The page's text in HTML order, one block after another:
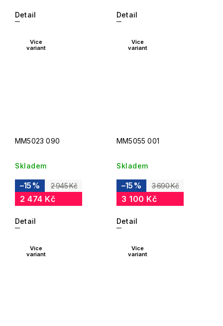
Detail Detail
Více
variant
MM5023 090
Skladem
2 945 Kč
–15 %
2 474 Kč
Detail
Více
variant
MM5055 001
Skladem
3 690 Kč
–15 %
3 100 Kč
Detail
Více
variant
Více
variant